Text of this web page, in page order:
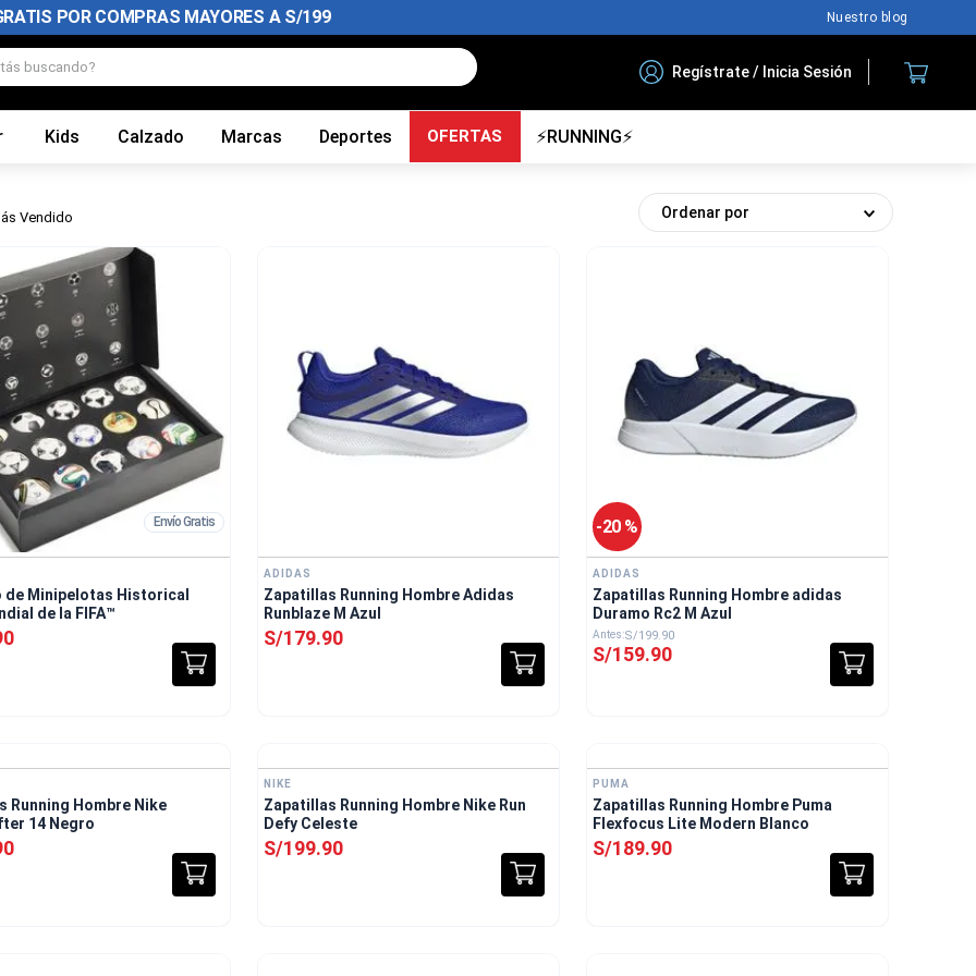
POR COMPRAS MAYORES A S/199 Nuestro blog
buscando?
Regístrate / Inicia Sesión
Kids Calzado Marcas Deportes OFERTAS ⚡RUNNING⚡
Vendido Ordenar por
Envío Gratis
de Minipelotas Historical
de la FIFA™
ADIDAS
Zapatillas Running Hombre Adidas
Runblaze M Azul
S/179.90
-20 %
ADIDAS
Zapatillas Running Hombre adidas
Duramo Rc2 M Azul
S/199. 90
S/159.90
Running Hombre Nike
14 Negro
NIKE
Zapatillas Running Hombre Nike Run
Defy Celeste
S/199.90
PUMA
Zapatillas Running Hombre Puma
Flexfocus Lite Modern Blanco
S/189.90